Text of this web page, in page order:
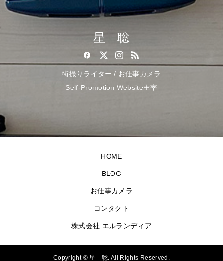
星 聡
街撮りライター / お仕事カメラ
Self-Promotion Website主宰
HOME
BLOG
お仕事カメラ
コンタクト
株式会社 エルランディア
Copyright ©星 聡. All Rights Reserved.